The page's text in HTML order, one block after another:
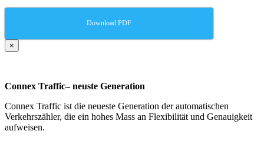
Download PDF
×
Connex Traffic– neuste Generation
Connex Traffic ist die neueste Generation der automatischen
Verkehrszähler, die ein hohes Mass an Flexibilität und Genauigkeit
aufweisen.